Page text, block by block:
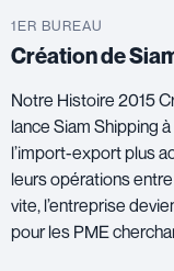
1ER BUREAU
Création de
Notre Histoire 2015
lance Siam Shipping
l’import-export plus
leurs opérations
vite, l’entreprise
pour les PME